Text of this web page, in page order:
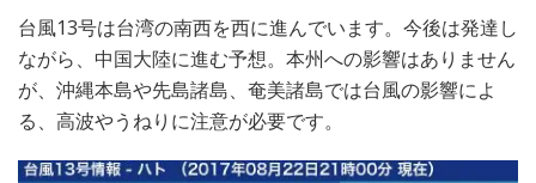
台風13号は台湾の南西を西に進んでいます。今後は発達し
ながら、中国大陸に進む予想。本州への影響はありません
が、沖縄本島や先島諸島、奄美諸島では台風の影響によ
る、高波やうねりに注意が必要です。